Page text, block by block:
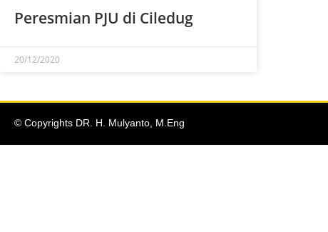
Peresmian PJU di Ciledug
20/12/2020
© Copyrights DR. H. Mulyanto, M.Eng